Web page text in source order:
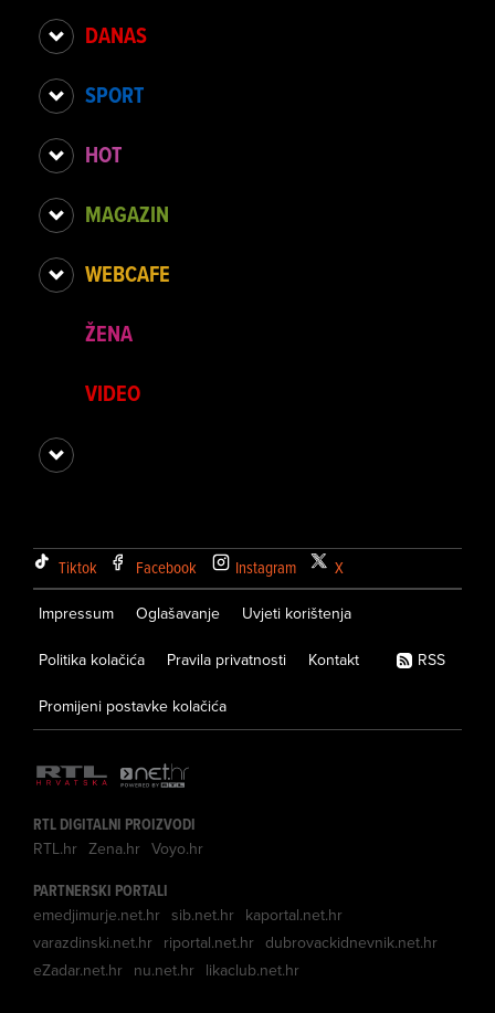
DANAS
SPORT
HOT
MAGAZIN
WEBCAFE
ŽENA
VIDEO
Tiktok Facebook Instagram X
Impressum Oglašavanje Uvjeti korištenja
Politika kolačića Pravila privatnosti Kontakt
Promijeni postavke kolačića
RSS
RTL DIGITALNI PROIZVODI
RTL.hr Zena.hr Voyo.hr
PARTNERSKI PORTALI
emedjimurje.net.hr sib.net.hr kaportal.net.hr
varazdinski.net.hr riportal.net.hr dubrovackidnevnik.net.hr
eZadar.net.hr nu.net.hr likaclub.net.hr